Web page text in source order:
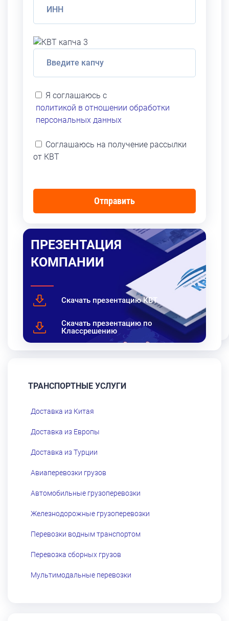
Я соглашаюсь с
политикой в отношении обработки
персональных данных
Соглашаюсь на получение рассылки
от КВТ
ПРЕЗЕНТАЦИЯ
КОМПАНИИ
Скачать презентацию КВТ
Скачать презентацию по
Классрешению
ТРАНСПОРТНЫЕ УСЛУГИ
Доставка из Китая
Доставка из Европы
Доставка из Турции
Авиаперевозки грузов
Автомобильные грузоперевозки
Железнодорожные грузоперевозки
Перевозки водным транспортом
Перевозка сборных грузов
Мультимодальные перевозки